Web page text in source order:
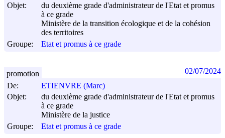
Objet:
du deuxième grade d'administrateur de l'Etat et promus
à ce grade
Ministère de la transition écologique et de la cohésion
des territoires
Groupe:
Etat et promus à ce grade
De:
ETIENVRE (Marc)
Objet:
du deuxième grade d'administrateur de l'Etat et promus
à ce grade
Ministère de la justice
Groupe:
Etat et promus à ce grade
promotion 02/07/2024